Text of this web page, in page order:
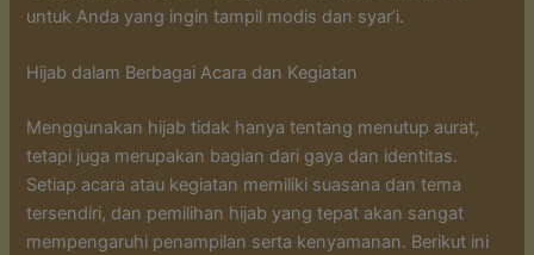
untuk Anda yang ingin tampil modis dan syar’i.
Hijab dalam Berbagai Acara dan Kegiatan
Menggunakan hijab tidak hanya tentang menutup aurat,
tetapi juga merupakan bagian dari gaya dan identitas.
Setiap acara atau kegiatan memiliki suasana dan tema
tersendiri, dan pemilihan hijab yang tepat akan sangat
mempengaruhi penampilan serta kenyamanan. Berikut ini